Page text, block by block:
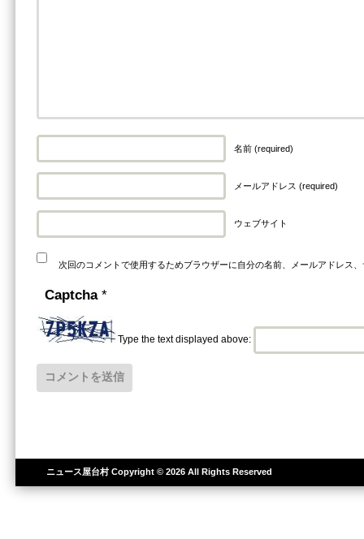
名前 (required)
メールアドレス (required)
ウェブサイト
次回のコメントで使用するためブラウザーに自分の名前、メールアドレス
Captcha *
Type the text displayed above:
ニュース屋台村Copyright © 2026 All Rights Reserved